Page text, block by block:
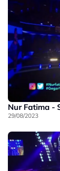
Nur Fatima -
29/08/2023